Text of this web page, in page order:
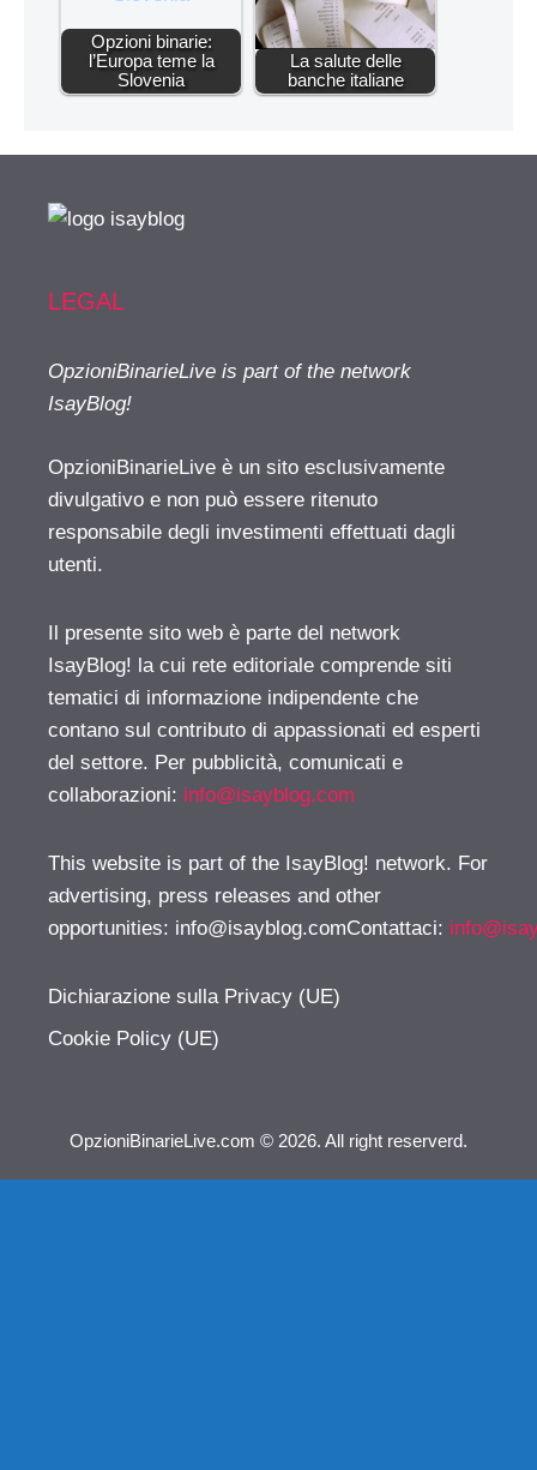
Opzioni binarie:
l’Europa teme la
Slovenia
La salute delle
banche italiane
LEGAL
OpzioniBinarieLive is part of the network
IsayBlog!
OpzioniBinarieLive è un sito esclusivamente
divulgativo e non può essere ritenuto
responsabile degli investimenti effettuati dagli
utenti.
Il presente sito web è parte del network
IsayBlog! la cui rete editoriale comprende siti
tematici di informazione indipendente che
contano sul contributo di appassionati ed esperti
del settore. Per pubblicità, comunicati e
collaborazioni: info@isayblog.com
This website is part of the IsayBlog! network. For
advertising, press releases and other
opportunities: info@isayblog.comContattaci:
Dichiarazione sulla Privacy (UE)
Cookie Policy (UE)
OpzioniBinarieLive.com © 2026. All right reserverd.